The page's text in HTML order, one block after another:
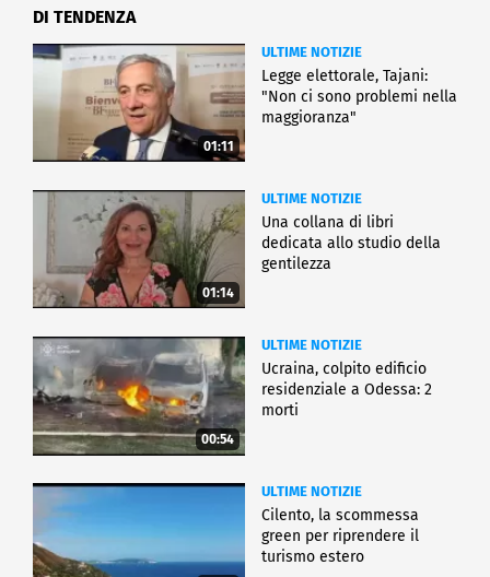
DI TENDENZA
01:11
ULTIME NOTIZIE
Legge elettorale, Tajani:
"Non ci sono problemi nella
maggioranza"
01:14
ULTIME NOTIZIE
Una collana di libri
dedicata allo studio della
gentilezza
00:54
ULTIME NOTIZIE
Ucraina, colpito edificio
residenziale a Odessa: 2
morti
ULTIME NOTIZIE
Cilento, la scommessa
green per riprendere il
turismo estero